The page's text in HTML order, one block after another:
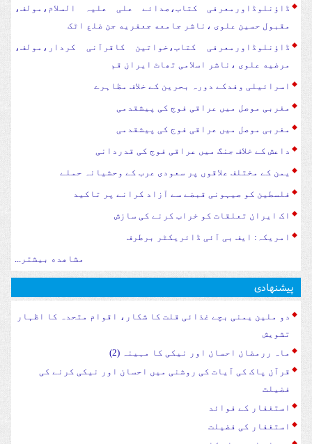
ڈاؤنلوڈاورمعرفی کتاب،صدائے علی علیہ السلام،مولف،
مقبول حسین علوی ،ناشر جامعه جعفریه جن ضلع اٹک
ڈاؤنلوڈاورمعرفی کتاب،خواتین کاقرآنی کردار،مولف،
مرضیه علوی ،ناشر اسلامی تھاٹ ایران قم
اسرائیلی وفدکے دورہ بحرین کے خلاف مظاہرے
مغربی موصل میں عراقی فوج کی پیشقدمی
مغربی موصل میں عراقی فوج کی پیشقدمی
داعش کے خلاف جنگ میں عراقی فوج کی قدردانی
یمن کے مختلف علاقوں پر سعودی عرب کے وحشیانہ حملے
فلسطین کو صیہونی قبضے سے آزاد کرانے پر تاکید
اک ایران تعلقات کو خراب کرنے کی سازش
امریکہ: ایف بی آئی ڈائریکٹر برطرف
مشاهده بیشتر...
پیشنهادی
دو ملین یمنی بچے غذائی قلت کا شکار، اقوام متحدہ کا اظہار
تشویش
ماہ ررمضان احسان اور نیکی کا مہینہ (2)
قرآن پاک کی آیات کی روشنی میں احسان اور نیکی کرنے کی
فضیلت
استغفار کے فوائد
استغفار کی فضیلت